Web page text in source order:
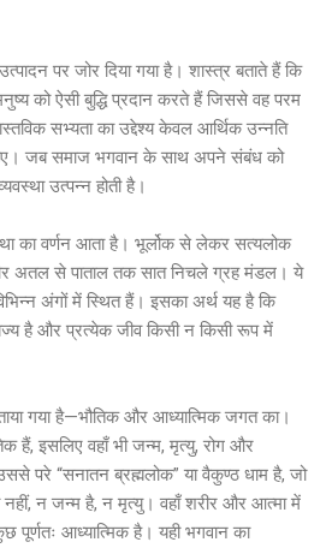
पर जोर दिया गया है। शास्त्र बताते हैं कि
को ऐसी बुद्धि प्रदान करते हैं जिससे वह परम
सभ्यता का उद्देश्य केवल आर्थिक उन्नति
जब समाज भगवान के साथ अपने संबंध को
उत्पन्न होती है।
का वर्णन आता है। भूर्लोक से लेकर सत्यलोक
अतल से पाताल तक सात निचले ग्रह मंडल। ये
अंगों में स्थित हैं। इसका अर्थ यह है कि
है और प्रत्येक जीव किसी न किसी रूप में
गया है—भौतिक और आध्यात्मिक जगत का।
हैं, इसलिए वहाँ भी जन्म, मृत्यु, रोग और
परे “सनातन ब्रह्मलोक” या वैकुण्ठ धाम है, जो
नहीं, न जन्म है, न मृत्यु। वहाँ शरीर और आत्मा में
पूर्णतः आध्यात्मिक है। यही भगवान का